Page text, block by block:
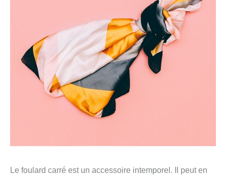
Le foulard carré est un accessoire intemporel. Il peut en